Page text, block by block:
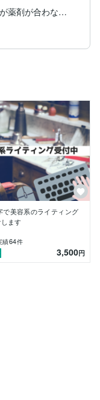
薬剤が合わなく
たから。
お仕事が向いて
だいています。
ィングは得意で
うか？以下が具
作成
なみに現在主に
いです。
どの記事
で美容系のライティング
ます
績64件
3,500円